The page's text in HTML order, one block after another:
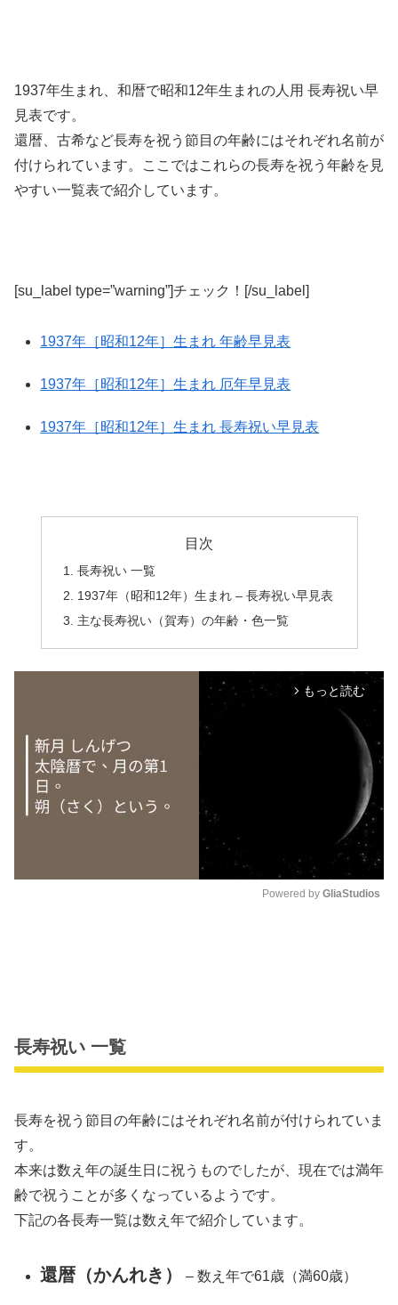
1937年生まれ、和暦で昭和12年生まれの人用 長寿祝い早
見表です。
還暦、古希など長寿を祝う節目の年齢にはそれぞれ名前が
付けられています。ここではこれらの長寿を祝う年齢を見
やすい一覧表で紹介しています。
[su_label type=”warning”]チェック！[/su_label]
1937年［昭和12年］生まれ 年齢早見表
1937年［昭和12年］生まれ 厄年早見表
1937年［昭和12年］生まれ 長寿祝い早見表
目次
長寿祝い 一覧
1937年（昭和12年）生まれ – 長寿祝い早見表
主な長寿祝い（賀寿）の年齢・色一覧
arrow_forward_ios もっと読む
Powered by GliaStudios
長寿祝い 一覧
長寿を祝う節目の年齢にはそれぞれ名前が付けられていま
す。
本来は数え年の誕生日に祝うものでしたが、現在では満年
齢で祝うことが多くなっているようです。
下記の各長寿一覧は数え年で紹介しています。
還暦（かんれき） – 数え年で61歳（満60歳）